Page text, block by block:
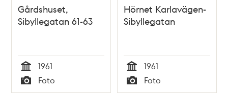
Gårdshuset,
Sibyllegatan 61-63
Tid
1961
Typ
Foto
Hörnet Karlavägen-
Sibyllegatan
Tid
1961
Typ
Foto